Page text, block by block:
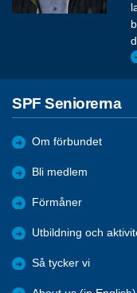
SPF Seniorerna
Om förbundet
Bli medlem
Förmåner
Utbildning och
Så tycker vi